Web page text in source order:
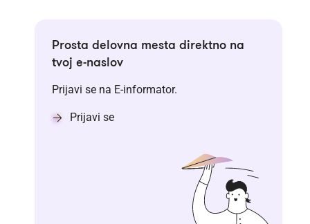
Prosta delovna mesta direktno na
tvoj e-naslov
Prijavi se na E-informator.
Prijavi se